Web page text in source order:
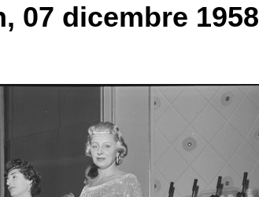
07 dicembre 1958